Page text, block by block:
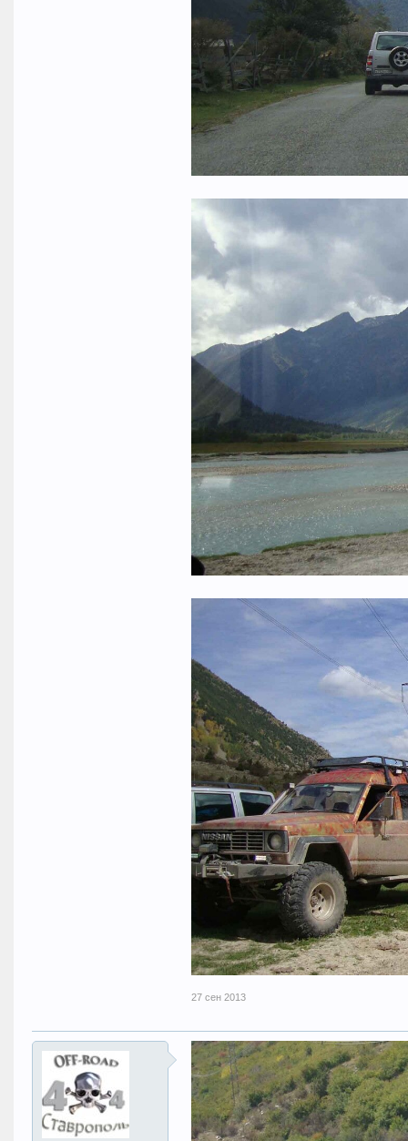
27 сен 2013